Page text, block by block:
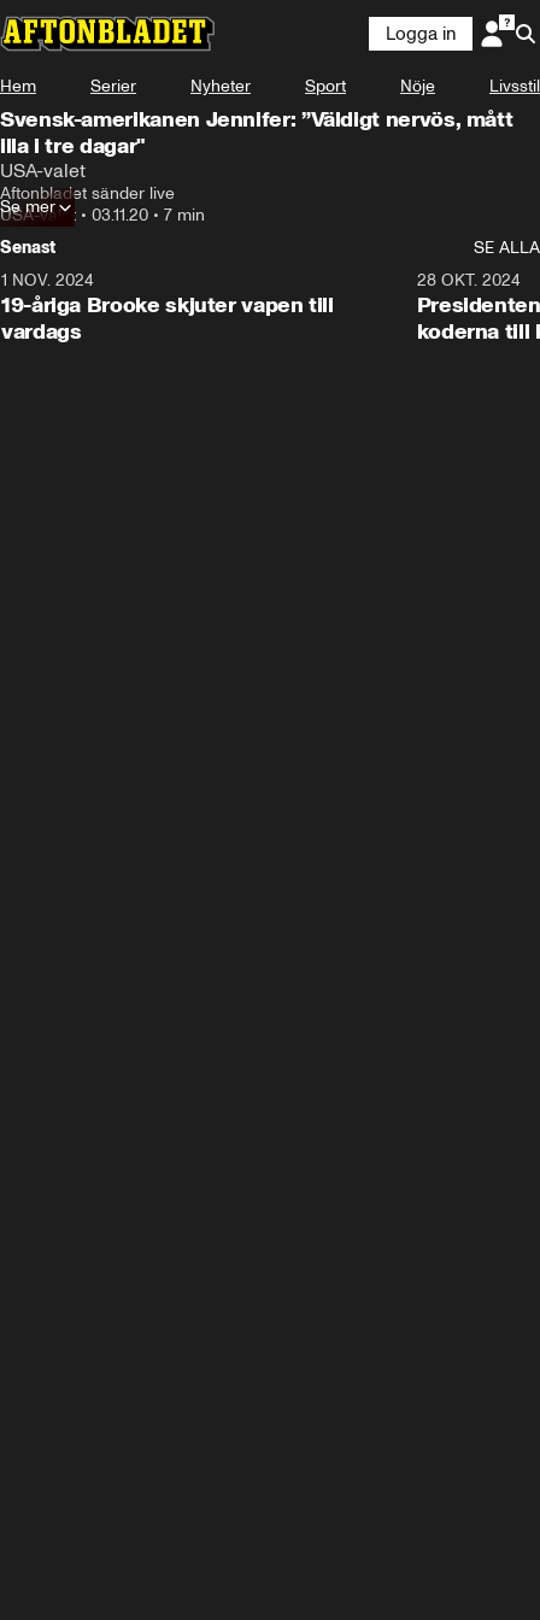
Logga in
Hem Serier Nyheter Sport Nöje Livsstil
Svensk-amerikanen Jennifer: ”Väldigt nervös, mått
illa i tre dagar"
USA-valet
Aftonbladet sänder live
USA-valet • 03.11.20 • 7 min
Se mer
Senast
SE ALLA
1 NOV. 2024
19-åriga Brooke skjuter vapen till
vardags
28 OKT. 2024
koderna till